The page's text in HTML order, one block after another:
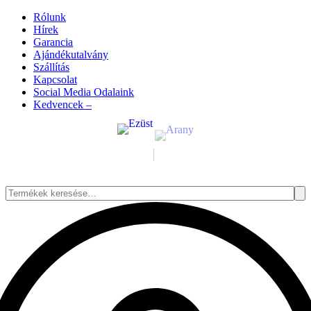
Rólunk
Hírek
Garancia
Ajándékutalvány
Szállítás
Kapcsolat
Social Media Odalaink
Kedvencek –
Keresés
következőre: